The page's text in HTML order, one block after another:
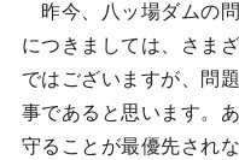
昨今、八ッ場ダムの
につきましては、さま
ではございますが、問
事であると思います。
守ることが最優先され